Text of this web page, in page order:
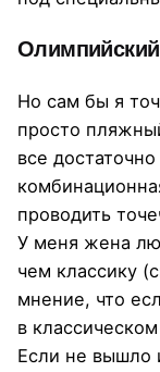
Но сам бы я
просто
все
проводить
У меня жена
чем классику
мнение, что
в
Если не вышло